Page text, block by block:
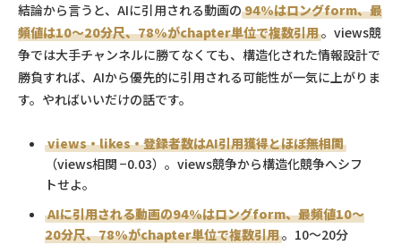
結論から言うと、AIに引用される動画の 94%はロングform、最
頻値は10〜20分尺、78%がchapter単位で複数引用。views競
争では大手チャンネルに勝てなくても、構造化された情報設計で
勝負すれば、AIから優先的に引用される可能性が一気に上がりま
す。やればいいだけの話です。
views・likes・登録者数はAI引用獲得とほぼ無相関
（views相関 −0.03）。views競争から構造化競争へシフ
トせよ。
AIに引用される動画の94%はロングform、最頻値10〜
20分尺、78%がchapter単位で複数引用。10〜20分